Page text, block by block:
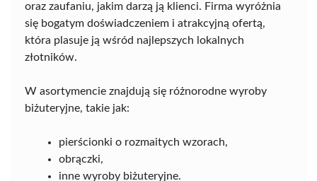
oraz zaufaniu, jakim darzą ją klienci. Firma wyróżnia
się bogatym doświadczeniem i atrakcyjną ofertą,
która plasuje ją wśród najlepszych lokalnych
złotników.
W asortymencie znajdują się różnorodne wyroby
biżuteryjne, takie jak:
pierścionki o rozmaitych wzorach,
obrączki,
inne wyroby biżuteryjne.